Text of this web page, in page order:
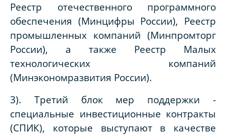
Реестр отечественного программного
обеспечения (Минцифры России), Реестр
промышленных компаний (Минпромторг
России), а также Реестр Малых
технологических компаний
(Минэкономразвития России).
3). Третий блок мер поддержки -
специальные инвестиционные контракты
(СПИК), которые выступают в качестве